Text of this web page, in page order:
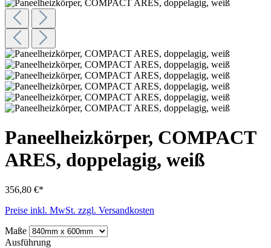
Paneelheizkörper, COMPACT
ARES, doppelagig, weiß
356,80 €*
Preise inkl. MwSt. zzgl. Versandkosten
Maße
Ausführung